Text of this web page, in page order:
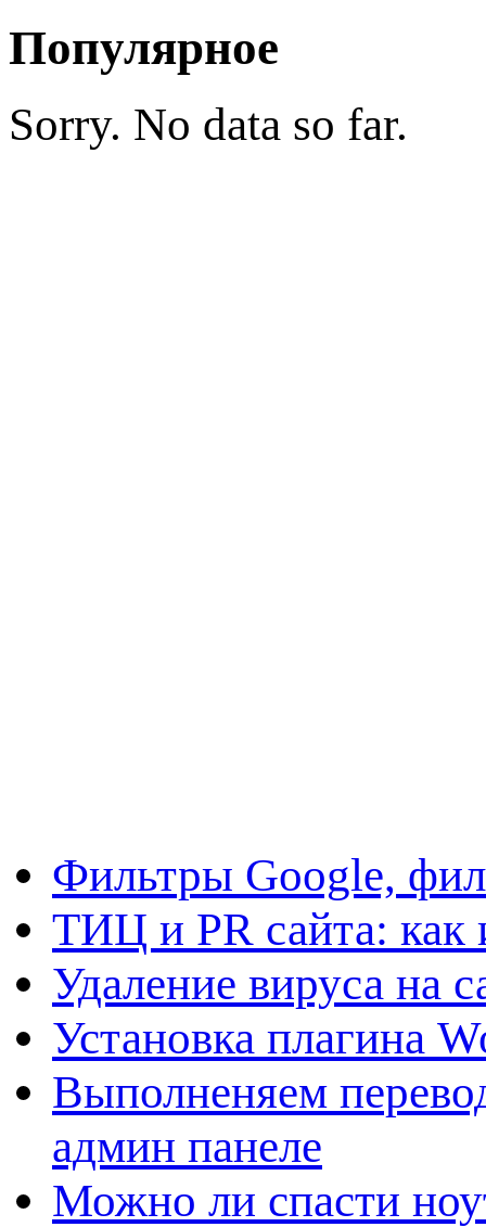
Популярное
Sorry. No data so far.
Фильтры Google,
ТИЦ и PR сайта: как
Удаление вируса на
Установка плагина
Выполненяем
админ панеле
Можно ли спасти